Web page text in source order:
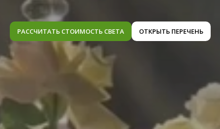
РАССЧИТАТЬ СТОИМОСТЬ СВЕТА ОТКРЫТЬ ПЕРЕЧЕНЬ